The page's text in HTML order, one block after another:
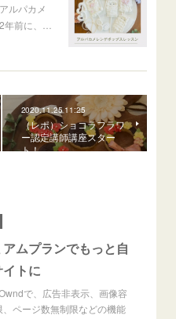
ルパカメ
年前に、…
2020.11.25 11:25
（レポ）ショコラフラワ
ー認定講師講座スター
ト！
ムプランでもっと自
トに
で、広告非表示、画像容
、ページ数無制限などの機能